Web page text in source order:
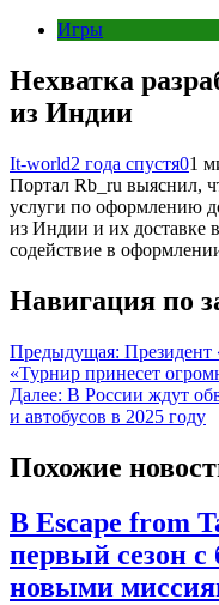
Игры
Нехватка
из Индии
It-world2 года спустя01
Портал Rb_ru выяснил,
услуги по оформлению
из Индии и их доставке
содействие в
Навигация по
Предыдущая:
«Турнир принесет
Далее: В России ждут
и автобусов в 2025 году
Похожие
В Escape from
первый сезон
новыми